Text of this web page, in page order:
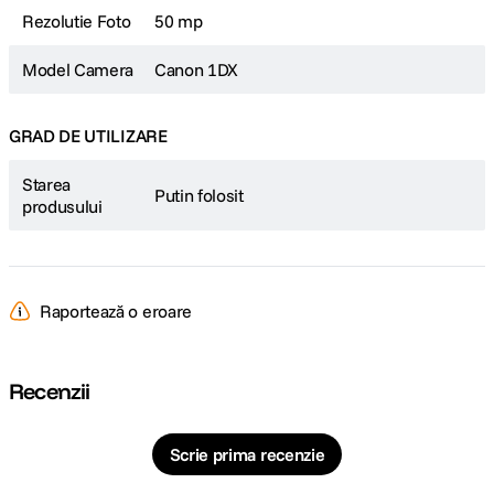
Rezolutie Foto 50 mp
Model Camera Canon 1DX
GRAD DE UTILIZARE
Starea
produsului
Putin folosit
Raportează o eroare
Recenzii
Scrie prima recenzie